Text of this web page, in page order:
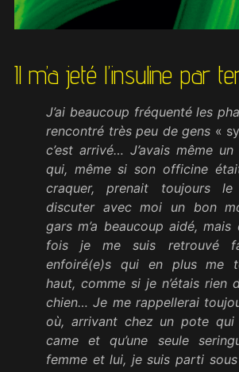
Il m’a jeté l’insuline par
J’ai beaucoup fréquenté les
rencontré très peu de gens «
c’est arrivé… J’avais même un
qui, même si son officine
craquer, prenait toujours
discuter avec moi un bon
gars m’a beaucoup aidé, mais
fois je me suis retrouvé
enfoiré(e)s qui en plus me
haut, comme si je n’étais rien
chien… Je me rappellerai
où, arrivant chez un pote
came et qu’une seule
femme et lui, je suis parti